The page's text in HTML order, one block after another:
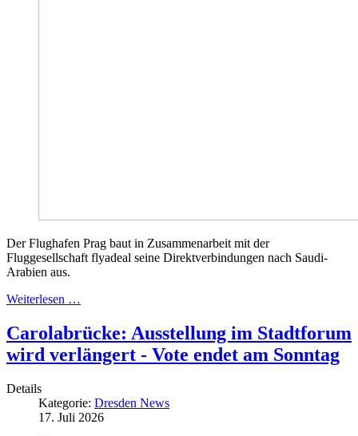
Der Flughafen Prag baut in Zusammenarbeit mit der
Fluggesellschaft flyadeal seine Direktverbindungen nach Saudi-
Arabien aus.
Weiterlesen …
Carolabrücke: Ausstellung im Stadtforum
wird verlängert - Vote endet am Sonntag
Details
Kategorie: Dresden News
17. Juli 2026